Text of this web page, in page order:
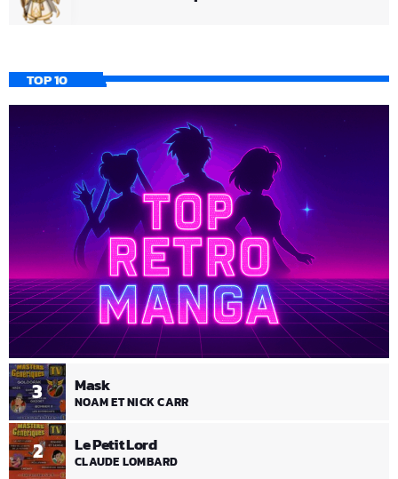
TOP 10
2 Le Petit Lord
CLAUDE LOMBARD
3 Mask
NOAM ET NICK CARR